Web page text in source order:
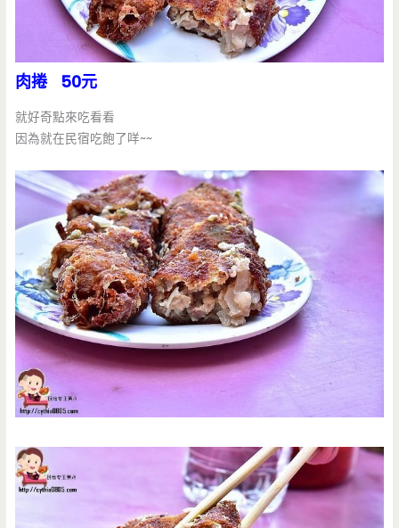
肉捲 50元
就好奇點來吃看看
因為就在民宿吃飽了咩~~